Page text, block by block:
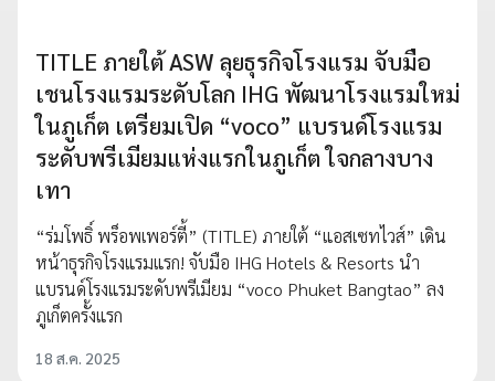
TITLE ภายใต้ ASW ลุยธุรกิจโรงแรม จับมือ
เชนโรงแรมระดับโลก IHG พัฒนาโรงแรมใหม่
ในภูเก็ต เตรียมเปิด “voco” แบรนด์โรงแรม
ระดับพรีเมียมแห่งแรกในภูเก็ต ใจกลางบาง
เทา
“ร่มโพธิ์ พร็อพเพอร์ตี้” (TITLE) ภายใต้ “แอสเซทไวส์” เดิน
หน้าธุรกิจโรงแรมแรก! จับมือ IHG Hotels & Resorts นำ
แบรนด์โรงแรมระดับพรีเมียม “voco Phuket Bangtao” ลง
ภูเก็ตครั้งแรก
18 ส.ค. 2025